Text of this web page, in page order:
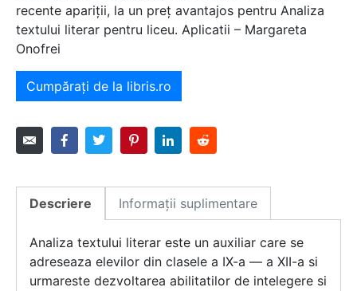
recente apariții, la un preț avantajos pentru Analiza
textului literar pentru liceu. Aplicatii – Margareta
Onofrei
Cumpărați de la libris.ro
Descriere Informații suplimentare
Analiza textului literar este un auxiliar care se
adreseaza elevilor din clasele a IX-a — a XII-a si
urmareste dezvoltarea abilitatilor de intelegere si